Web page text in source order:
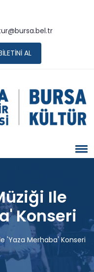
AL
Ile
Konseri
'Yaza Merhaba' Konseri